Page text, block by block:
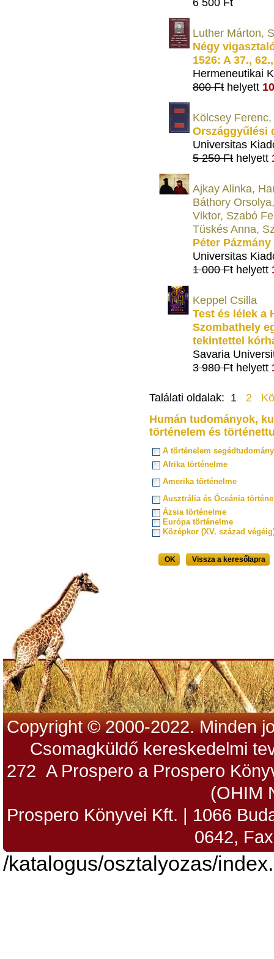
Luther Márton,
Négy
1526: A 37.,
Hermeneutikai
800 Ft helyett
Kölcsey
Országgyűlési
Universitas
5 250 Ft helyett
Ajkay Alinka,
Báthory
Viktor, Szabó
Tüskés Anna,
Péter Pázmány
Universitas
1 000 Ft helyett
Keppel Csilla
Test és lélek a
Szombathely
tekintettel
Savaria
3 980 Ft helyett
Találati oldalak: 1 2
Humán tudományok,
történelem és
A történelem
Afrika történelme
Amerika történelme
Ausztrália és Óceánia
Ázsia történelme
Európa történelme
Középkor (XV. század
OK Vissza a keresőlapra
Copyright © 2000-2022. Minden
Csomagküldő kereskedelmi
272 A Prospero a Prospero
(OHIM
Prospero Könyvei Kft. | 1066
0642,
/katalogus/osztalyozas/